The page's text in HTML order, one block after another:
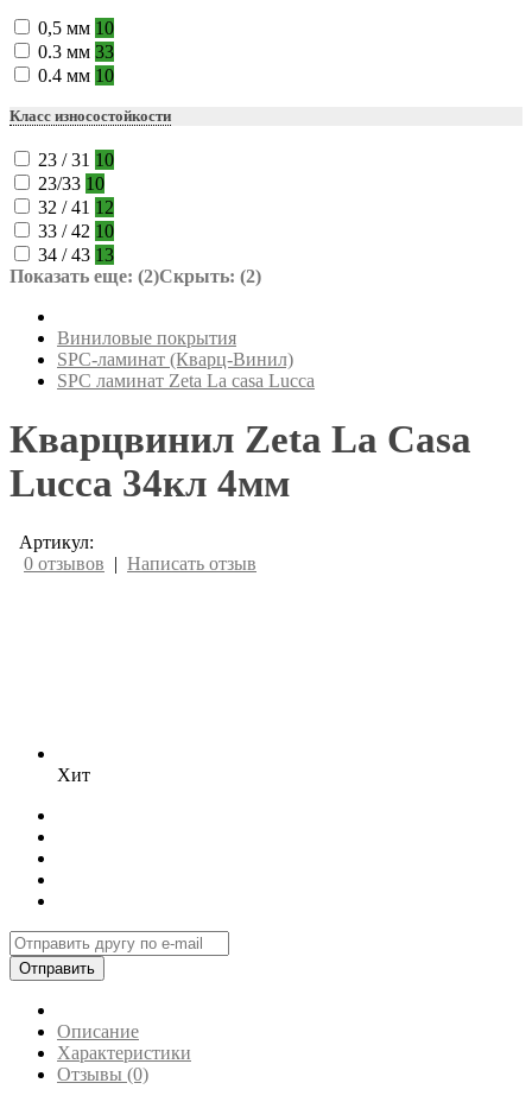
0,5 мм 10
0.3 мм 33
0.4 мм 10
Класс износостойкости
23 / 31 10
23/33 10
32 / 41 12
33 / 42 10
34 / 43 13
Показать еще: (2)Скрыть: (2)
Виниловые покрытия
SPC-ламинат (Кварц-Винил)
SPC ламинат Zeta La casa Lucca
Кварцвинил Zeta La Casa
Lucca 34кл 4мм
Артикул:
0 отзывов | Написать отзыв
Хит
Отправить
Описание
Характеристики
Отзывы (0)